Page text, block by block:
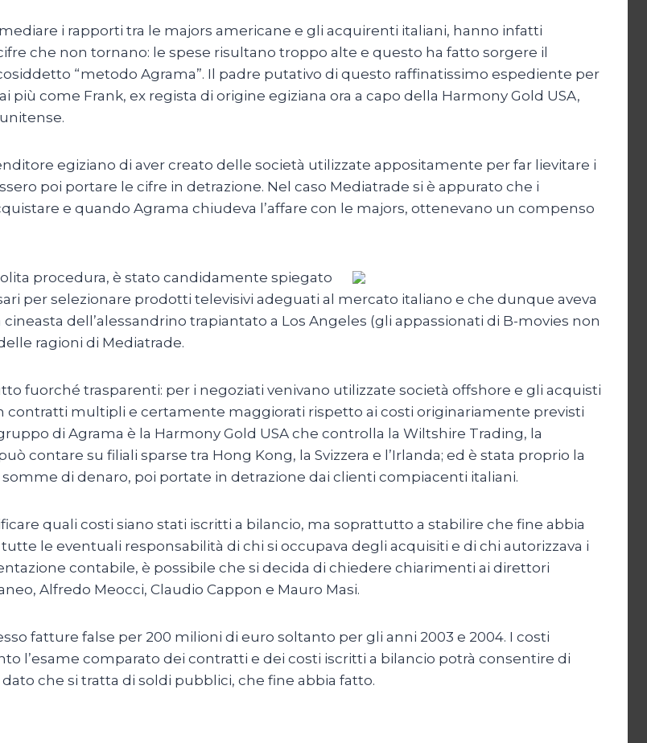
i rapporti tra le majors americane e gli acquirenti italiani, hanno infatti
che non tornano: le spese risultano troppo alte e questo ha fatto sorgere il
“metodo Agrama”. Il padre putativo di questo raffinatissimo espediente per
come Frank, ex regista di origine egiziana ora a capo della Harmony Gold USA,
egiziano di aver creato delle società utilizzate appositamente per far lievitare i
poi portare le cifre in detrazione. Nel caso Mediatrade si è appurato che i
e quando Agrama chiudeva l’affare con le majors, ottenevano un compenso
procedura, è stato candidamente spiegato
per selezionare prodotti televisivi adeguati al mercato italiano e che dunque aveva
dell’alessandrino trapiantato a Los Angeles (gli appassionati di B-movies non
ragioni di Mediatrade.
fuorché trasparenti: per i negoziati venivano utilizzate società offshore e gli acquisti
contratti multipli e certamente maggiorati rispetto ai costi originariamente previsti
di Agrama è la Harmony Gold USA che controlla la Wiltshire Trading, la
contare su filiali sparse tra Hong Kong, la Svizzera e l’Irlanda; ed è stata proprio la
di denaro, poi portate in detrazione dai clienti compiacenti italiani.
quali costi siano stati iscritti a bilancio, ma soprattutto a stabilire che fine abbia
le eventuali responsabilità di chi si occupava degli acquisiti e di chi autorizzava i
contabile, è possibile che si decida di chiedere chiarimenti ai direttori
Alfredo Meocci, Claudio Cappon e Mauro Masi.
fatture false per 200 milioni di euro soltanto per gli anni 2003 e 2004. I costi
l’esame comparato dei contratti e dei costi iscritti a bilancio potrà consentire di
che si tratta di soldi pubblici, che fine abbia fatto.